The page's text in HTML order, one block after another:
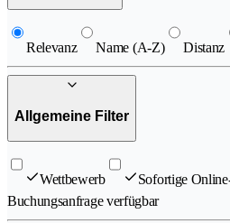
Relevanz Name (A-Z) Distanz
Allgemeine Filter
Wettbewerb Sofortige
Buchungsanfrage verfügbar